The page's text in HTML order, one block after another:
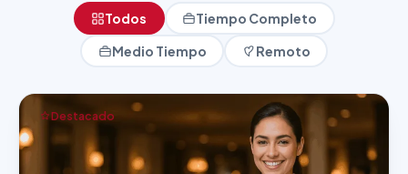
Todos
Tiempo Completo
Medio Tiempo
Remoto
Destacado